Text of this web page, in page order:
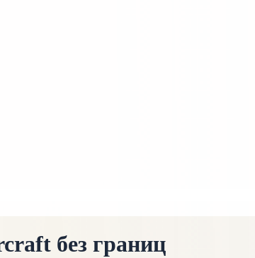
без границ